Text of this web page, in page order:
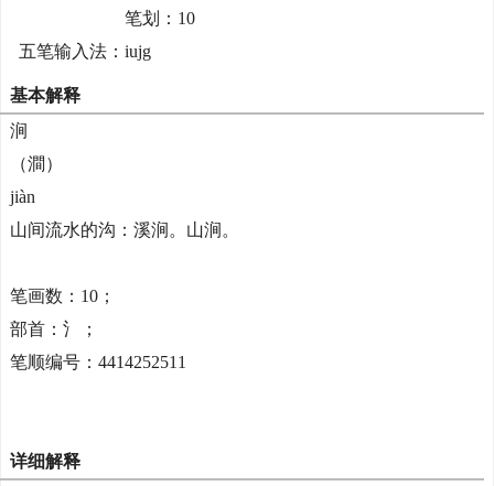
笔划：10
五笔输入法：iujg
基本解释
涧
（澗）
jiàn
山间流水的沟：溪涧。山涧。
笔画数：10；
部首：氵；
笔顺编号：4414252511
详细解释